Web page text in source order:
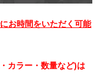
お時間をいただく可能
カラー・数量など)は